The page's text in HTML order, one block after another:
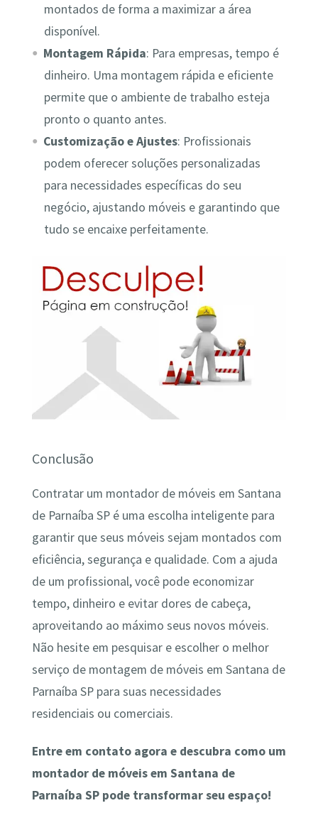
montados de forma a maximizar a área
disponível.
Montagem Rápida: Para empresas, tempo é
dinheiro. Uma montagem rápida e eficiente
permite que o ambiente de trabalho esteja
pronto o quanto antes.
Customização e Ajustes: Profissionais
podem oferecer soluções personalizadas
para necessidades específicas do seu
negócio, ajustando móveis e garantindo que
tudo se encaixe perfeitamente.
Conclusão
Contratar um montador de móveis em Santana
de Parnaíba SP é uma escolha inteligente para
garantir que seus móveis sejam montados com
eficiência, segurança e qualidade. Com a ajuda
de um profissional, você pode economizar
tempo, dinheiro e evitar dores de cabeça,
aproveitando ao máximo seus novos móveis.
Não hesite em pesquisar e escolher o melhor
serviço de montagem de móveis em Santana de
Parnaíba SP para suas necessidades
residenciais ou comerciais.
Entre em contato agora e descubra como um
montador de móveis em Santana de
Parnaíba SP pode transformar seu espaço!